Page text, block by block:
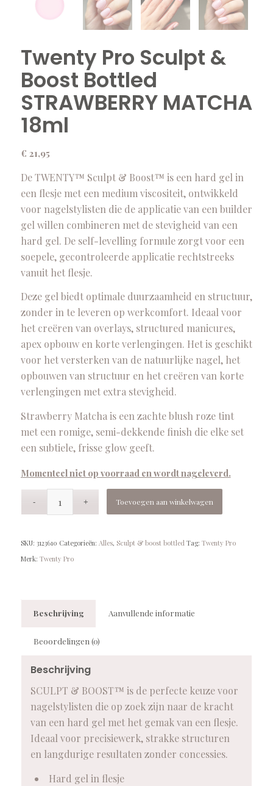
Twenty Pro Sculpt &
Boost Bottled
STRAWBERRY MATCHA
18ml
€ 21,95
De TWENTY™ Sculpt & Boost™ is een hard gel in
een flesje met een medium viscositeit, ontwikkeld
voor nagelstylisten die de applicatie van een builder
gel willen combineren met de stevigheid van een
hard gel. De self-levelling formule zorgt voor een
soepele, gecontroleerde applicatie rechtstreeks
vanuit het flesje.
Deze gel biedt optimale duurzaamheid en structuur,
zonder in te leveren op werkcomfort. Ideaal voor
het creëren van overlays, structured manicures,
apex opbouw en korte verlengingen. Het is geschikt
voor het versterken van de natuurlijke nagel, het
opbouwen van structuur en het creëren van korte
verlengingen met extra stevigheid.
Strawberry Matcha is een zachte blush roze tint
met een romige, semi-dekkende finish die elke set
een subtiele, frisse glow geeft.
Momenteel niet op voorraad en wordt nageleverd.
Toevoegen aan winkelwagen
SKU: 3123610 Categorieën: Alles, Sculpt & boost bottled Tag: Twenty Pro
Merk: Twenty Pro
Beschrijving Aanvullende informatie
Beoordelingen (0)
Beschrijving
SCULPT & BOOST™ is de perfecte keuze voor
nagelstylisten die op zoek zijn naar de kracht
van een hard gel met het gemak van een flesje.
Ideaal voor precisiewerk, strakke structuren
en langdurige resultaten zonder concessies.
Hard gel in flesje